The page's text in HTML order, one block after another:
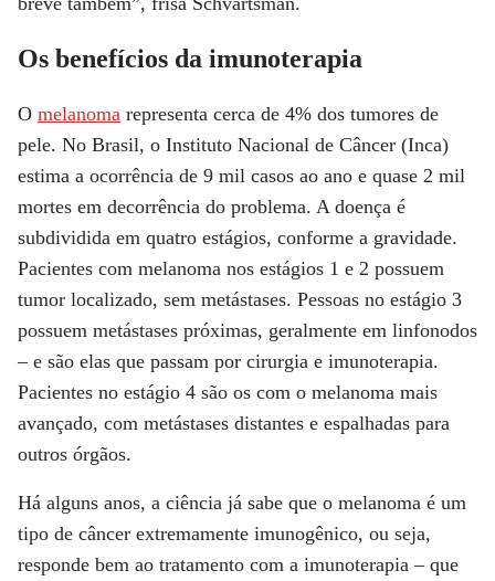
Os benefícios da imunoterapia
O melanoma representa cerca de 4% dos tumores de
pele. No Brasil, o Instituto Nacional de Câncer (Inca)
estima a ocorrência de 9 mil casos ao ano e quase 2 mil
mortes em decorrência do problema. A doença é
subdividida em quatro estágios, conforme a gravidade.
Pacientes com melanoma nos estágios 1 e 2 possuem
tumor localizado, sem metástases. Pessoas no estágio 3
possuem metástases próximas, geralmente em linfonodos
– e são elas que passam por cirurgia e imunoterapia.
Pacientes no estágio 4 são os com o melanoma mais
avançado, com metástases distantes e espalhadas para
outros órgãos.
Há alguns anos, a ciência já sabe que o melanoma é um
tipo de câncer extremamente imunogênico, ou seja,
responde bem ao tratamento com a imunoterapia – que